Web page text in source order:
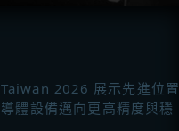
2026 展示先進位
體設備邁向更高精度與穩